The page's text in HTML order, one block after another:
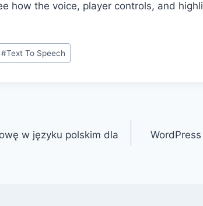
how the voice, player controls, and
#Text To Speech
w języku polskim dla